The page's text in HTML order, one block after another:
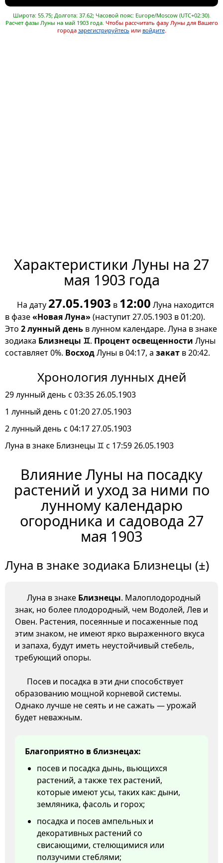
Широта: 55.75; Долгота: 37.62; Часовой пояс: Europe/Moscow (UTC+02:30).
Расчет фазы Луны на май 1903 года. Чтобы рассчитать фазу Луны для Вашего
города зарегистрируйтесь или войдите.
Характеристики Луны на 27
мая 1903 года
На дату 27.05.1903 в 12:00 Луна находится
в фазе«Новая Луна»(наступит 27.05.1903 в 01:20).
Это 2 лунный день в лунном календаре. Луна в знаке
зодиака Близнецы ♊. Процент освещенности Луны
составляет 0%. ВосходЛуны в 04:17, а закат в 20:42.
Хронология лунных дней
29 лунный день с 03:35 26.05.1903
1 лунный день с 01:20 27.05.1903
2 лунный день с 04:17 27.05.1903
Луна в знаке Близнецы ♊ с 17:59 26.05.1903
Влияние Луны на посадку
растений и уход за ними по
лунному календарю
огородника и садовода 27
мая 1903
Луна в знаке зодиака Близнецы (±)
Луна в знаке Близнецы. Малоплодородный
знак, но более плодородный, чем Водолей, Лев и
Овен. Растения, посеянные и посаженные под
этим знаком, не имеют ярко выраженного вкуса
и запаха, будут иметь неустойчивый стебель,
требующий опоры.
Посев и посадка в эти дни способствует
образованию мощной корневой системы.
Однако лучше не сеять и не сажать — урожай
будет неважным.
Благоприятно в близнецах:
посев и посадка дынь, вьющихся
растений, а также тех растений,
которые имеют усы, таких как: дыни,
земляника, фасоль и горох;
посадка и посев ампельных и
декоративных растений со
свисающими, стелющимися или
ползучими стеблями;